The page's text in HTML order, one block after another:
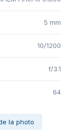
5 mm
10/1200
f/3.1
64
la photo